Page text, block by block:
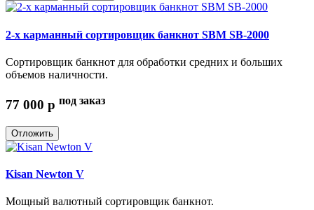
2-х карманный сортировщик банкнот SBM SB-2000
Сортировщик банкнот для обработки средних и больших
объемов наличности.
77 000 p под заказ
Отложить
Kisan Newton V
Мощный валютный сортировщик банкнот.